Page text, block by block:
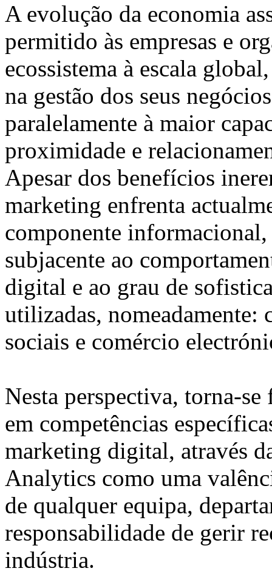
A evolução da economia
permitido às empresas e
ecossistema à escala
na gestão dos seus
paralelamente à maior
proximidade e
Apesar dos benefícios
marketing enfrenta
componente
subjacente ao
digital e ao grau de
utilizadas, nomeadamente:
sociais e comércio
Nesta perspectiva, torna-
em competências
marketing digital, através
Analytics como uma
de qualquer equipa,
responsabilidade de gerir
indústria.